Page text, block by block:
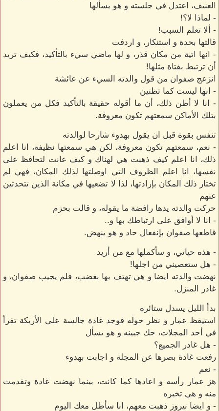
العنيف، اعتدل في جلسته و هو يسألها
- لماذا لا؟!
- ألا تعلم السبب!
قالتها بحدة و استنكار، و اردفت
- انها اتية من مكان قذر، و لها ماضي سيء بالتأكيد، فكيف تريد
أن ترتبط بفتاة مثلها!
انزعج صفوان من قول والدته السيء عن عائشة
- انها ليست كما تظنين
- انا لا أظن ذلك، أن ما أقوله حقيقة بالتأكيد فكل من يعملون
بتلك الأماكن سمعتهم تكون معروفة.
تنفس بقوة قبل ان يقول بهدوء شارحا لوالدته
- نعم، سمعتهم تكون معروفة، لكن هي سمعتها نظيفة، انا اعلم
ذلك، انا اعلم كيف ذهبت هي لهناك و كيف عانت لتحافظ على
نفسها، انا اعلم الظروف التي اوصلتها لذلك المكان، فهي لم
تختار ذلك المكان بإرادتها، لذا لا تضعيها في مكانة الذين تتحدثين
عنهم
حركت والدته يدها رافضة ما يقوله، و قالت بحزم
- انا لا أوافق على ارتباطك بها و..
قاطعها صفوان بإنفعال حاد و هو ينهض.
- هذه حياتي، و سأكملها مع من أريد
- هل ستعصيني من اجلها!
نهضت والدته ايضا و هي تهتف بها بغضب، فلم يجيب صفوان، و
غادر المنزل.
بدأ الليل يسدل ستائره
استيقظ عمار و نظر حوله فوجد غادة جالسة على الأريكة تقرأ
في أحد المجلات، حك جبينه و هو يسأل
- هل غادر الجميع؟
رفعت غادة بصرها عن المجلة و اجابت بهدوء
- نعم
هز عمار رأسه و اعادها كما كانت، بينما نهضت غادة وتقدمت
منه و هي تخبره
- و ايضا نيروز ذهبت معهم، انا سأظل معك اليوم